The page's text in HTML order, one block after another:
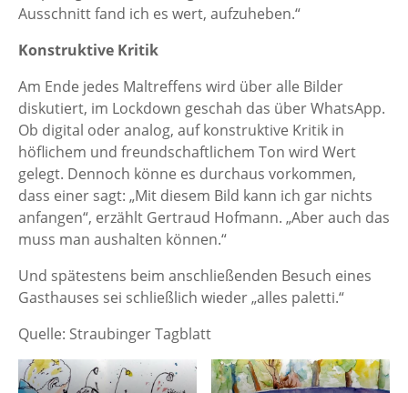
Ausschnitt fand ich es wert, aufzuheben.“
Konstruktive Kritik
Am Ende jedes Maltreffens wird über alle Bilder
diskutiert, im Lockdown geschah das über WhatsApp.
Ob digital oder analog, auf konstruktive Kritik in
höflichem und freundschaftlichem Ton wird Wert
gelegt. Dennoch könne es durchaus vorkommen,
dass einer sagt: „Mit diesem Bild kann ich gar nichts
anfangen“, erzählt Gertraud Hofmann. „Aber auch das
muss man aushalten können.“
Und spätestens beim anschließenden Besuch eines
Gasthauses sei schließlich wieder „alles paletti.“
Quelle: Straubinger Tagblatt